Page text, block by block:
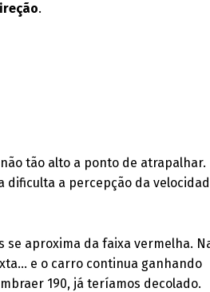
.
tão alto a ponto de atrapalhar.
dificulta a percepção da
aproxima da faixa vermelha.
e o carro continua ganhando
190, já teríamos decolado.